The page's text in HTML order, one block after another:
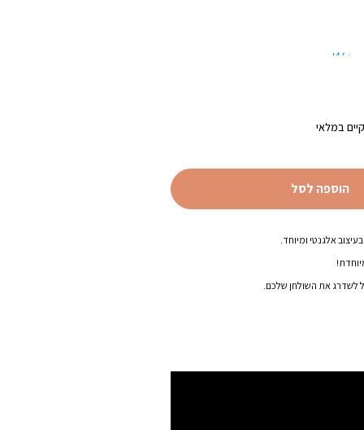
אלגנטי ומיוחד.
לשדרג את השולחן שלכם.
גודל גדול
במלאי
הוספה לסל